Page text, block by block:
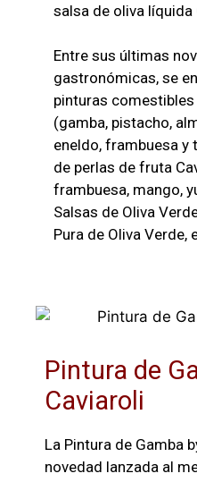
salsa de oliva líquida
Entre sus últimas
gastronómicas, se
pinturas
(gamba, pistacho,
eneldo, frambuesa y
de perlas de fruta
frambuesa, mango,
Salsas de Oliva
Pura de Oliva Verde,
Pintura de
Caviaroli
La Pintura de Gamba
novedad lanzada al